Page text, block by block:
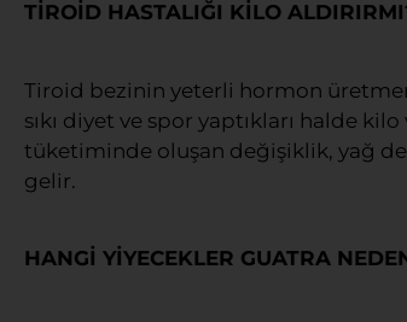
TİROİD HASTALIĞI KİLO
Tiroid bezinin yeterli hormon
sıkı diyet ve spor yaptıkları halde
tüketiminde oluşan değişiklik, yağ
gelir.
HANGİ YİYECEKLER GUATRA